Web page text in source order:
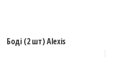
Боді (2 шт) Alexis